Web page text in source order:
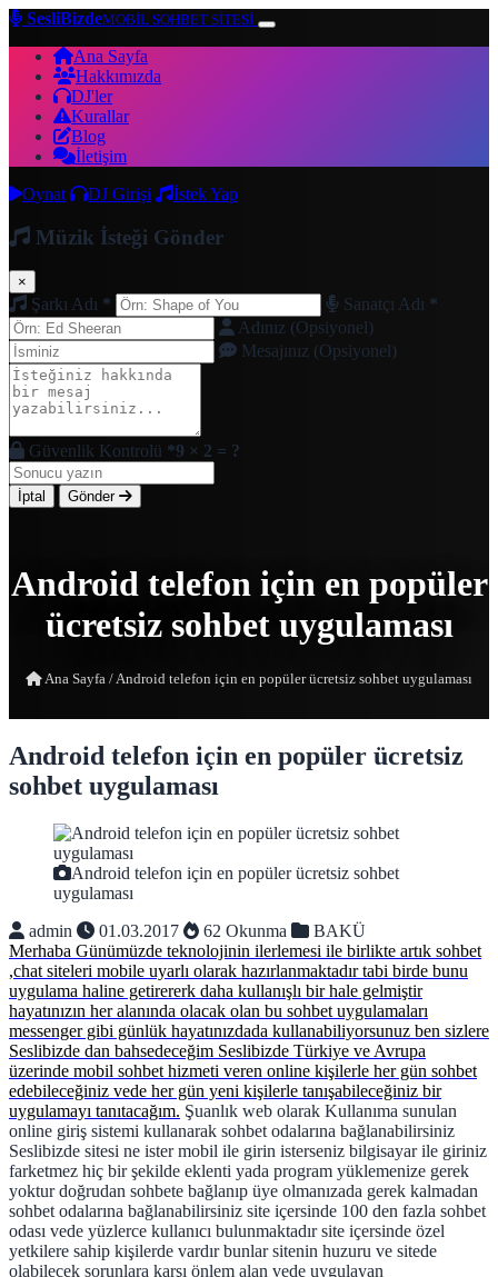
SesliBizdeMOBİL SOHBET SİTESİ
Ana Sayfa
Hakkımızda
DJ'ler
Kurallar
Blog
İletişim
Oynat
DJ Girişi İstek Yap
Müzik İsteği Gönder
×
Şarkı Adı * Sanatçı Adı *
Adınız (Opsiyonel)
Mesajınız (Opsiyonel)
Güvenlik Kontrolü *9 × 2 = ?
İptal Gönder
Android telefon için en popüler
ücretsiz sohbet uygulaması
Ana Sayfa / Android telefon için en popüler ücretsiz sohbet uygulaması
Android telefon için en popüler ücretsiz
sohbet uygulaması
Android telefon için en popüler ücretsiz sohbet
uygulaması
admin
01.03.2017 62 Okunma
BAKÜ
Merhaba Günümüzde teknolojinin ilerlemesi ile birlikte artık sohbet
,chat siteleri mobile uyarlı olarak hazırlanmaktadır tabi birde bunu
uygulama haline getirererk daha kullanışlı bir hale gelmiştir
hayatınızın her alanında olacak olan bu sohbet uygulamaları
messenger gibi günlük hayatınızdada kullanabiliyorsunuz ben sizlere
Seslibizde dan bahsedeceğim Seslibizde Türkiye ve Avrupa
üzerinde mobil sohbet hizmeti veren online kişilerle her gün sohbet
edebileceğiniz vede her gün yeni kişilerle tanışabileceğiniz bir
uygulamayı tanıtacağım. Şuanlık web olarak Kullanıma sunulan
online giriş sistemi kullanarak sohbet odalarına bağlanabilirsiniz
Seslibizde sitesi ne ister mobil ile girin isterseniz bilgisayar ile giriniz
farketmez hiç bir şekilde eklenti yada program yüklemenize gerek
yoktur doğrudan sohbete bağlanıp üye olmanızada gerek kalmadan
sohbet odalarına bağlanabilirsiniz site içersinde 100 den fazla sohbet
odası vede yüzlerce kullanıcı bulunmaktadır site içersinde özel
yetkilere sahip kişilerde vardır bunlar sitenin huzuru ve sitede
olabilecek sorunlara karşı önlem alan vede uygulayan